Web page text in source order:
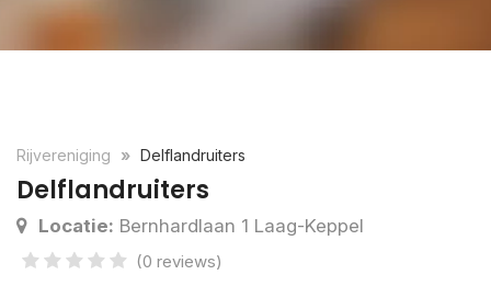
Rijvereniging Delflandruiters
Delflandruiters
Locatie: Bernhardlaan 1 Laag-Keppel
(0 reviews)